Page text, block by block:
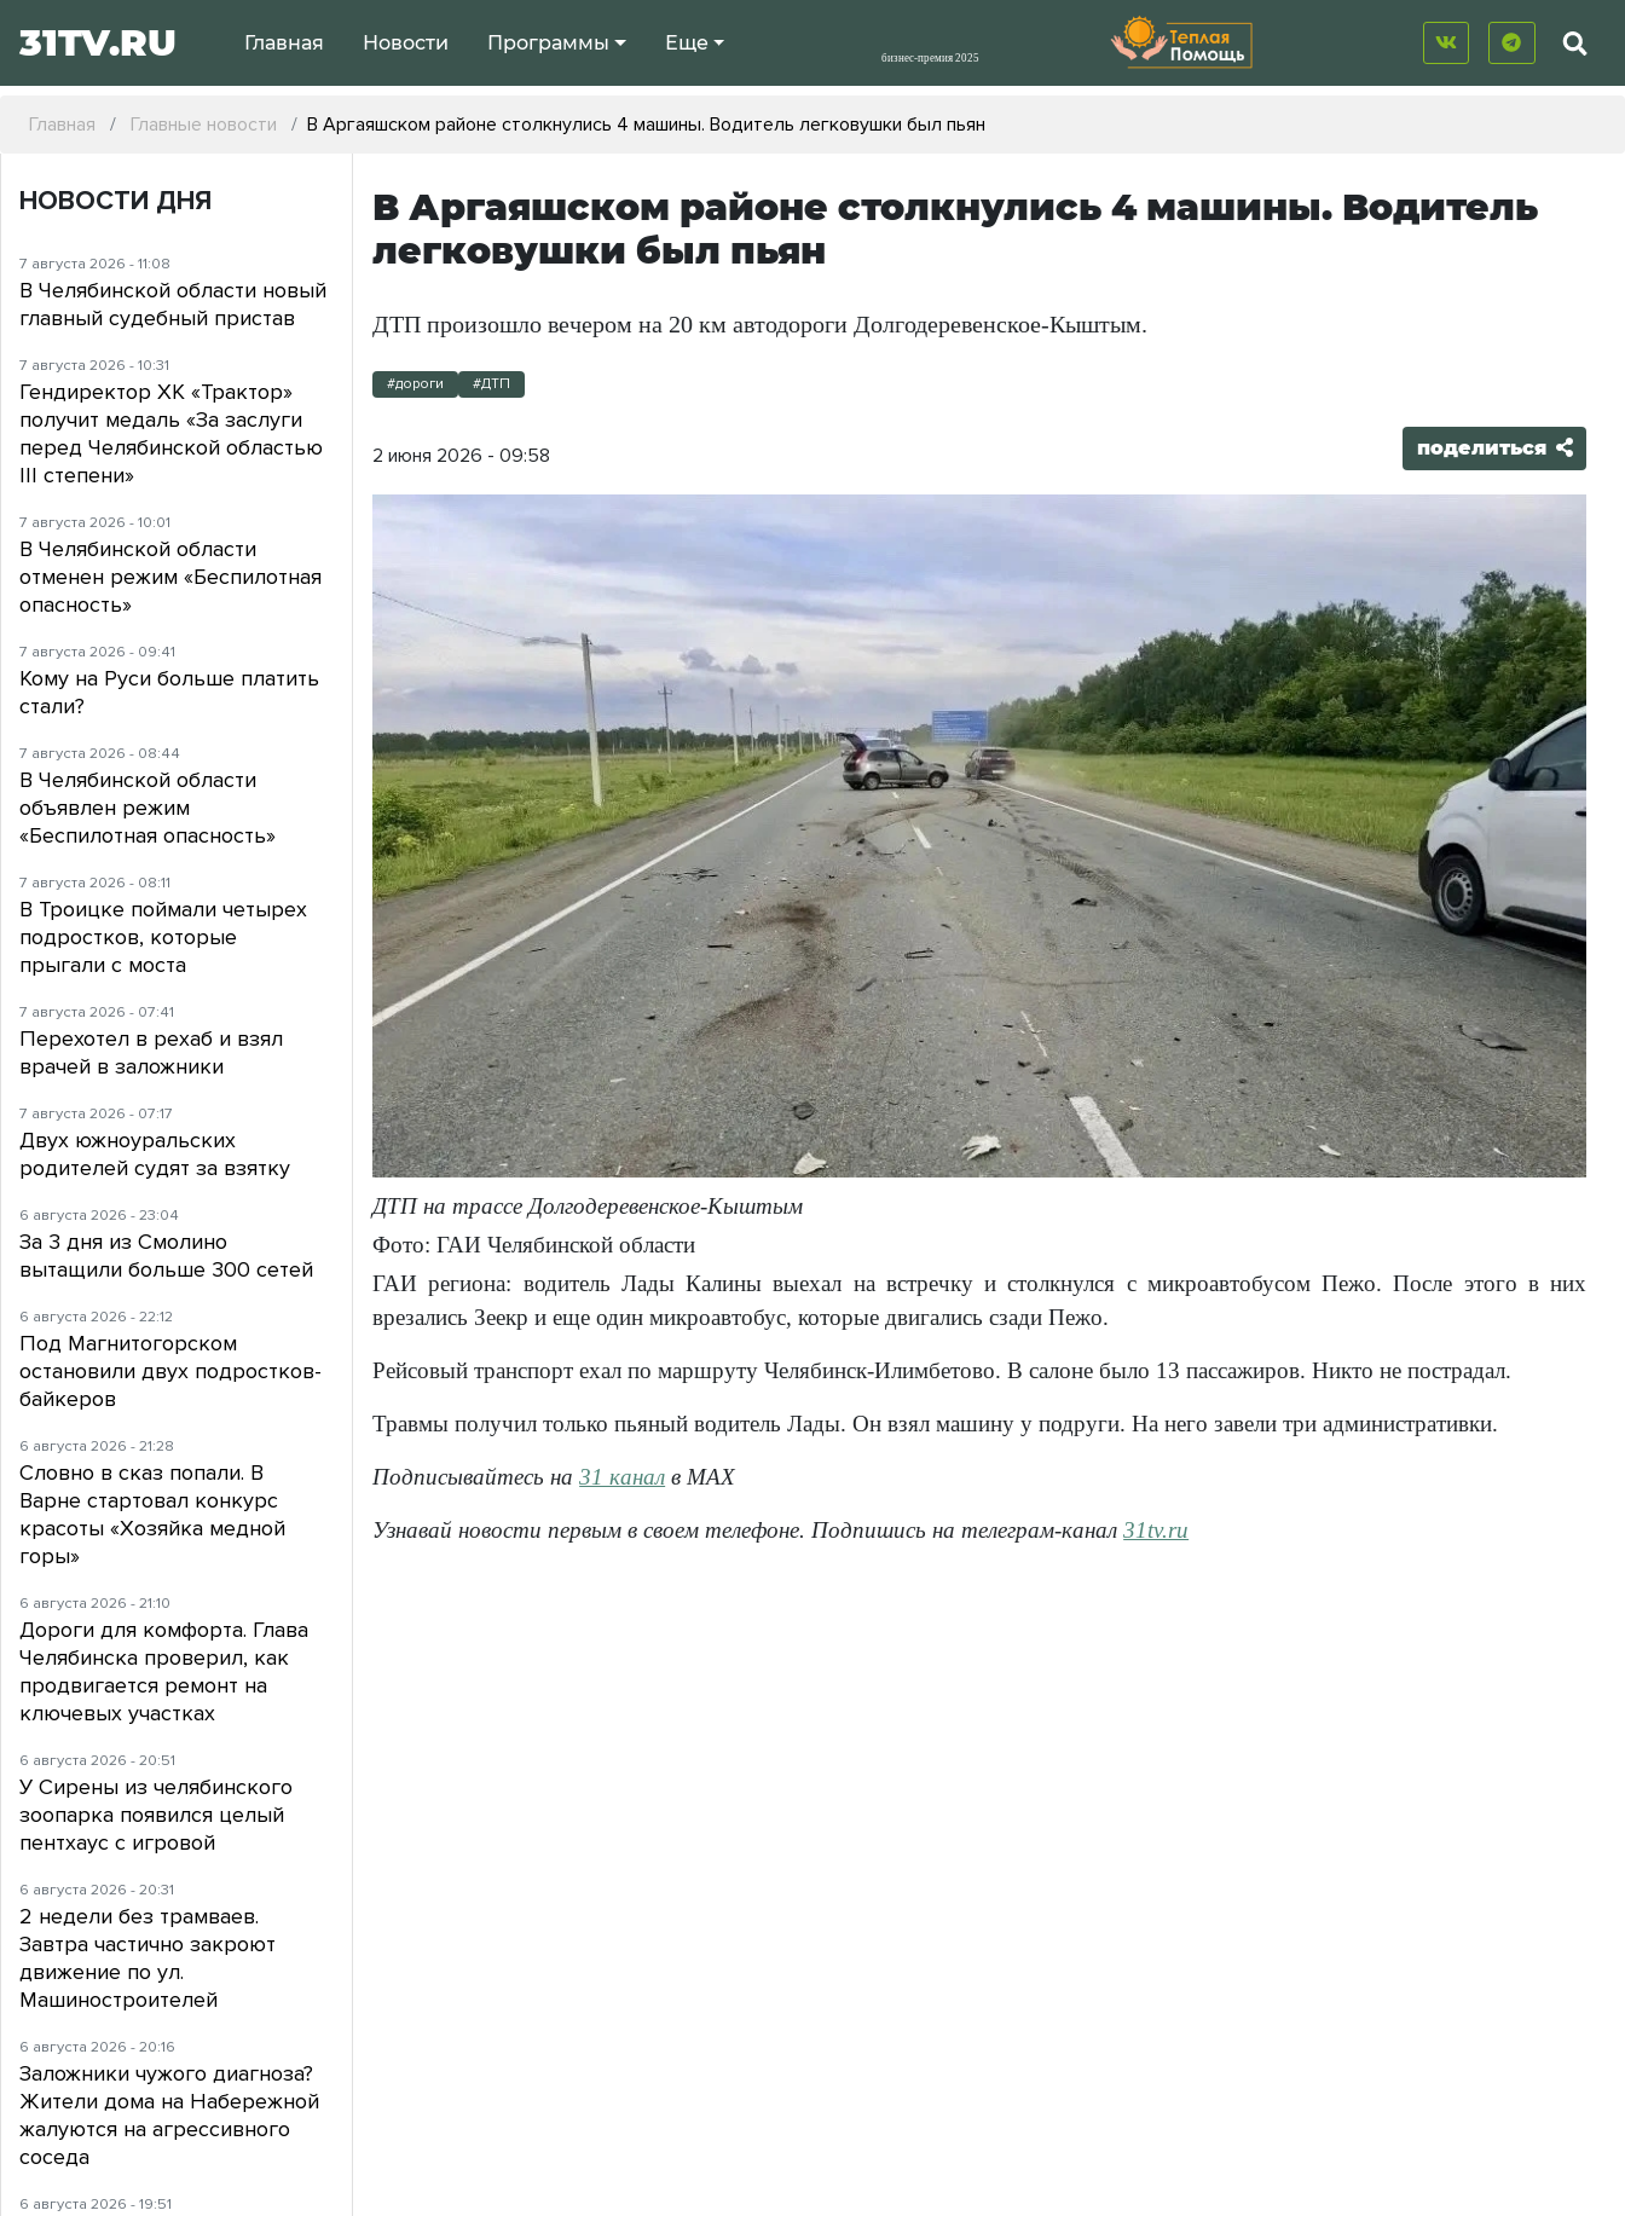
31TV.RU Главная Новости Программы Еще
Главная Главные новости В Аргаяшском районе столкнулись 4 машины. Водитель легковушки был пьян
В Аргаяшском районе столкнулись 4 машины. Водитель
легковушки был пьян
ДТП произошло вечером на 20 км автодороги Долгодеревенское-Кыштым.
#дороги #ДТП
2 июня 2026 - 09:58 поделиться
ДТП на трассе Долгодеревенское-Кыштым
Фото: ГАИ Челябинской области
ГАИ региона: водитель Лады Калины выехал на встречку и столкнулся с микроавтобусом Пежо. После этого в них
врезались Зеекр и еще один микроавтобус, которые двигались сзади Пежо.
Рейсовый транспорт ехал по маршруту Челябинск-Илимбетово. В салоне было 13 пассажиров. Никто не пострадал.
Травмы получил только пьяный водитель Лады. Он взял машину у подруги. На него завели три административки.
Подписывайтесь на31 канал в МАХ
Узнавай новости первым в своем телефоне. Подпишись на телеграм-канал31tv.ru
НОВОСТИ ДНЯ
7 августа 2026 - 11:08
В Челябинской области новый
главный судебный пристав
7 августа 2026 - 10:31
Гендиректор ХК «Трактор»
получит медаль «За заслуги
перед Челябинской областью
III степени»
7 августа 2026 - 10:01
В Челябинской области
отменен режим «Беспилотная
опасность»
7 августа 2026 - 09:41
Кому на Руси больше платить
стали?
7 августа 2026 - 08:44
В Челябинской области
объявлен режим
«Беспилотная опасность»
7 августа 2026 - 08:11
В Троицке поймали четырех
подростков, которые
прыгали с моста
7 августа 2026 - 07:41
Перехотел в рехаб и взял
врачей в заложники
7 августа 2026 - 07:17
Двух южноуральских
родителей судят за взятку
6 августа 2026 - 23:04
За 3 дня из Смолино
вытащили больше 300 сетей
6 августа 2026 - 22:12
Под Магнитогорском
остановили двух подростков-
байкеров
6 августа 2026 - 21:28
Словно в сказ попали. В
Варне стартовал конкурс
красоты «Хозяйка медной
горы»
6 августа 2026 - 21:10
Дороги для комфорта. Глава
Челябинска проверил, как
продвигается ремонт на
ключевых участках
6 августа 2026 - 20:51
У Сирены из челябинского
зоопарка появился целый
пентхаус с игровой
6 августа 2026 - 20:31
2 недели без трамваев.
Завтра частично закроют
движение по ул.
Машиностроителей
6 августа 2026 - 20:16
Заложники чужого диагноза?
Жители дома на Набережной
жалуются на агрессивного
соседа
6 августа 2026 - 19:51